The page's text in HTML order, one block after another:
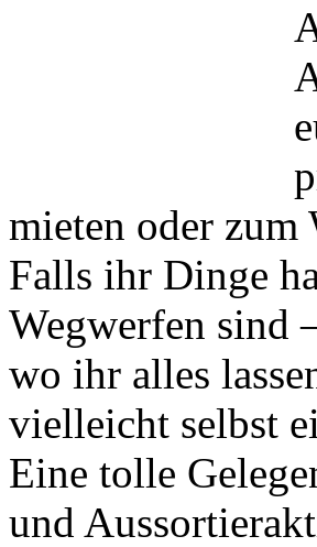
mieten oder
Falls ihr Dinge
Wegwerfen sind
wo ihr alles
vielleicht selbst
Eine tolle
und